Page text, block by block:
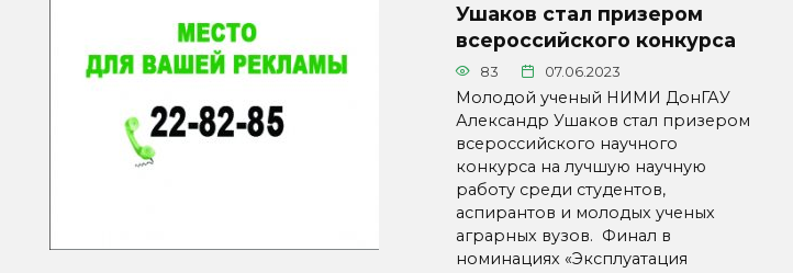
Ушаков стал призером
всероссийского конкурса
83 07.06.2023
Молодой ученый НИМИ ДонГАУ
Александр Ушаков стал призером
всероссийского научного
конкурса на лучшую научную
работу среди студентов,
аспирантов и молодых ученых
аграрных вузов. Финал в
номинациях «Эксплуатация